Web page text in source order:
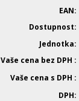
EAN
Dostupnost
Jednotka
Vaše cena bez DPH
Vaše cena s DPH
DPH